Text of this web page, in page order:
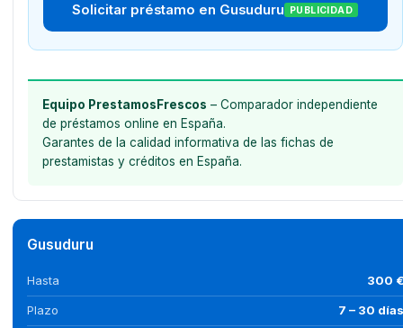
Solicitar préstamo en Gusuduru PUBLICIDAD
Equipo PrestamosFrescos – Comparador independiente
de préstamos online en España.
Garantes de la calidad informativa de las fichas de
prestamistas y créditos en España.
Gusuduru
Hasta 300 €
Plazo 7 – 30 días